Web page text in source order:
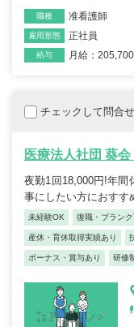
職種 准看護師
雇用形態 正社員
給与 月給：
チェックして問合
医療法人社団 葵
夜勤1回18,000円!年間
事にしたい方におすす
未経験OK 復職・ブラン
産休・育休取得実績あり
ボーナス・賞与あり 研修